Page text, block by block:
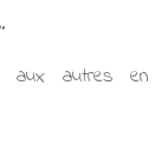
aux autres en